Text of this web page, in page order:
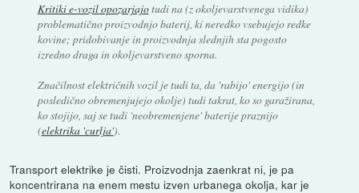
Kritiki e-vozil opozarjajotudi na (z okoljevarstvenega vidika)
problematično proizvodnjo baterij, ki neredko vsebujejo redke
kovine; pridobivanje in proizvodnja slednjih sta pogosto
izredno draga in okoljevarstveno sporna.
Značilnost električnih vozil je tudi ta, da 'rabijo' energijo (in
posledično obremenjujejo okolje) tudi takrat, ko so garažirana,
ko stojijo, saj se tudi 'neobremenjene' baterije praznijo
(elektrika 'curlja').
Transport elektrike je čisti. Proizvodnja zaenkrat ni, je pa
koncentrirana na enem mestu izven urbanega okolja, kar je